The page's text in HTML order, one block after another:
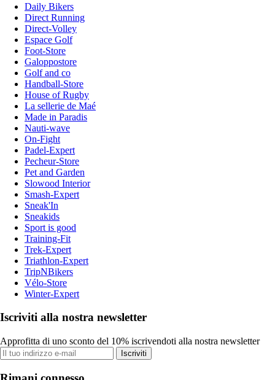
Daily Bikers
Direct Running
Direct-Volley
Espace Golf
Foot-Store
Galoppostore
Golf and co
Handball-Store
House of Rugby
La sellerie de Maé
Made in Paradis
Nauti-wave
On-Fight
Padel-Expert
Pecheur-Store
Pet and Garden
Slowood Interior
Smash-Expert
Sneak'In
Sneakids
Sport is good
Training-Fit
Trek-Expert
Triathlon-Expert
TripNBikers
Vélo-Store
Winter-Expert
Iscriviti alla nostra newsletter
Approfitta di uno sconto del 10% iscrivendoti alla nostra newsletter
Iscriviti